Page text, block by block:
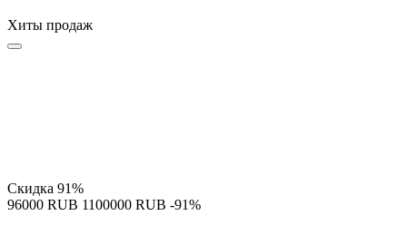
Хиты продаж
Скидка 91%
‍96000‍ RUB ‍1100000‍ RUB -91%